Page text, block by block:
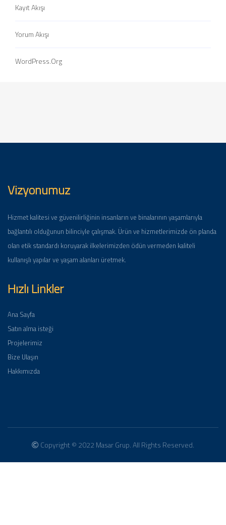
Kayıt Akışı
Yorum Akışı
WordPress.org
Vizyonumuz
Hizmet kalitesi ve güvenilirliğinin insanların ve binalarının yaşamlarıyla
bağlantılı olduğunun bilinciyle çalışmak. Ürün ve hizmetlerimizde ön planda
olan etik standardı koruyarak ilkelerimizden ödün vermeden kaliteli
kullanışlı yapılar ve yaşam alanları üretmek.
Hızlı Linkler
Ana Sayfa
Satın alma isteği
Projelerimiz
Bize Ulaşın
Hakkımızda
Copyright © 2022 Masar Grup. All Rights Reserved.